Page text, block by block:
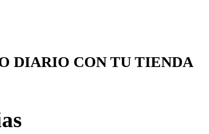
DIARIO CON TU TIENDA